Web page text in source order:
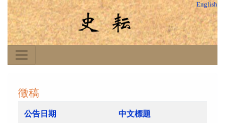
English
徵稿
公告日期 中文標題